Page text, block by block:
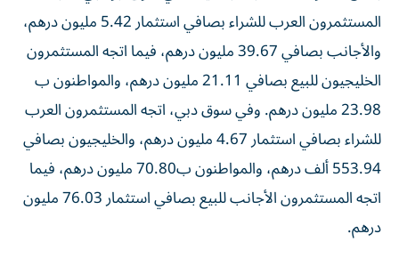
المستثمرون العرب للشراء بصافي استثمار 5.42 مليون درهم،
والأجانب بصافي 39.67 مليون درهم، فيما اتجه المستثمرون
الخليجيون للبيع بصافي 21.11 مليون درهم، والمواطنون ب
23.98 مليون درهم. وفي سوق دبي، اتجه المستثمرون العرب
للشراء بصافي استثمار 4.67 مليون درهم، والخليجيون بصافي
553.94 ألف درهم، والمواطنون ب70.80 مليون درهم، فيما
اتجه المستثمرون الأجانب للبيع بصافي استثمار 76.03 مليون
درهم.